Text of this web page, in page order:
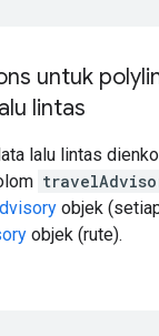
untuk
lintas
lalu lintas
objek
objek (rute).